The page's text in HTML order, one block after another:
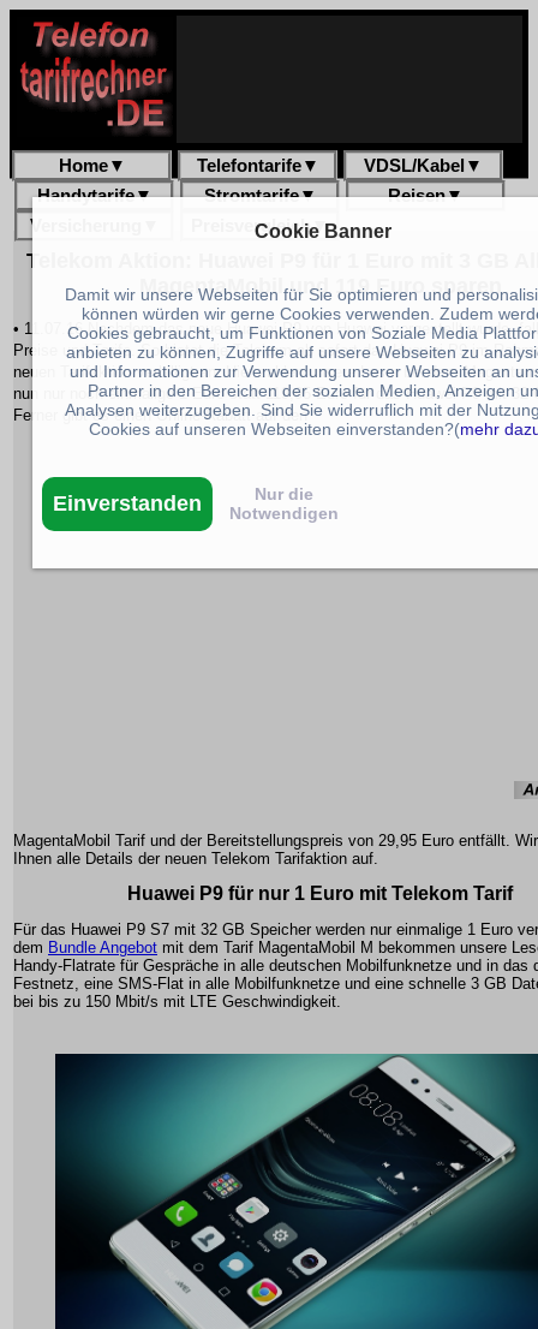
Home▼ Telefontarife▼ VDSL/Kabel ▼
Handytarife▼ Stromtarife▼ Reisen▼
Versicherung
Preisvergleich▼
Telekom Aktion: Huawei P9 für 1 Euro mit 3 GB
MagentaMobil und 119 Euro sparen
• 11.07.16 Nachdem das neue Huawei P9 von Huawei vorgestellt wurde,
Preise und Tarife. So bietet die Telekom ab sofort das Huawei P9 im
neuen Tarifaktion verbilligt an. Hier zahlen unsere Leser bei dem
nun nur noch einmalige 1 Euro statt 119,95 Euro für das Huawei P9 mit 32
Ferner gibt es einen Online-Rabatt auf den
MagentaMobil Tarif und der Bereitstellungspreis von 29,95 Euro entfällt.
Ihnen alle Details der neuen Telekom Tarifaktion auf.
Huawei P9 für nur 1 Euro mit Telekom Tarif
Für das Huawei P9 S7 mit 32 GB Speicher werden nur einmalige 1 Euro
dem Bundle Angebot mit dem Tarif MagentaMobil M bekommen unsere
Handy-Flatrate für Gespräche in alle deutschen Mobilfunknetze und in das
Festnetz, eine SMS-Flat in alle Mobilfunknetze und eine schnelle 3 GB
bei bis zu 150 Mbit/s mit LTE Geschwindigkeit.
Cookie Banner
Damit wir unsere Webseiten für Sie optimieren und
können würden wir gerne Cookies verwenden. Zudem
Cookies gebraucht, um Funktionen von Soziale Media
anbieten zu können, Zugriffe auf unsere Webseiten zu
und Informationen zur Verwendung unserer Webseiten an
Partner in den Bereichen der sozialen Medien, Anzeigen
Analysen weiterzugeben. Sind Sie widerruflich mit der
Cookies auf unseren Webseiten einverstanden?(mehr
Einverstanden
Nur die
Notwendigen